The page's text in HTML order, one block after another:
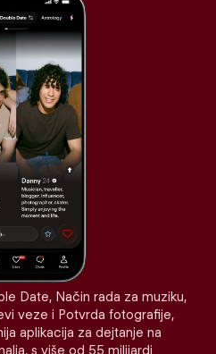
Date, Način rada za muziku,
veze i Potvrda fotografije,
aplikacija za dejtanje na
s više od 55 milijardi